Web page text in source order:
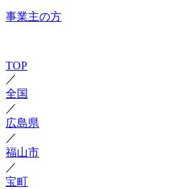
事業主の方
TOP
／
全国
／
広島県
／
福山市
／
宝町